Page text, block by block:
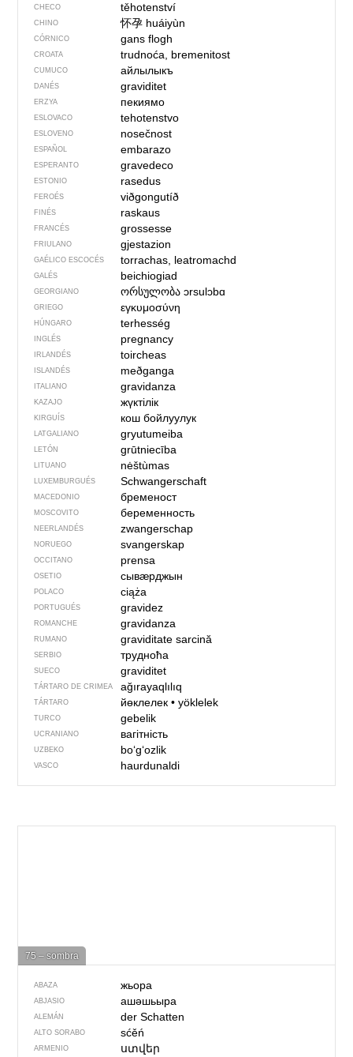
CHECO těhotenství
CHINO 怀孕 huáiyùn
CÓRNICO gans flogh
CROATA trudnoća, bremenitost
CUMUCO айлылыкъ
DANÉS graviditet
ERZYA пекиямо
ESLOVACO tehotenstvo
ESLOVENO nosečnost
ESPAÑOL embarazo
ESPERANTO gravedeco
ESTONIO rasedus
FEROÉS viðgongutíð
FINÉS raskaus
FRANCÉS grossesse
FRIULANO gjestazion
GAÉLICO ESCOCÉS torrachas, leatromachd
GALÉS beichiogiad
GEORGIANO ორსულობაɔrsulɔbɑ
GRIEGO εγκυμοσύνη
HÚNGARO terhesség
INGLÉS pregnancy
IRLANDÉS toircheas
ISLANDÉS meðganga
ITALIANO gravidanza
KAZAJO жүктілік
KIRGUÍS кош бойлуулук
LATGALIANO gryutumeiba
LETÓN grūtniecība
LITUANO nėštùmas
LUXEMBURGUÉS Schwangerschaft
MACEDONIO бременост
MOSCOVITO беременность
NEERLANDÉS zwangerschap
NORUEGO svangerskap
OCCITANO prensa
OSETIO сывӕрджын
POLACO ciąża
PORTUGUÉS gravidez
ROMANCHE gravidanza
RUMANO graviditatesarcină
SERBIO трудноћа
SUECO graviditet
TÁRTARO DE CRIMEA ağırayaqlılıq
TÁRTARO йөклелек• yöklelek
TURCO gebelik
UCRANIANO вагітність
UZBEKO boʻgʻozlik
VASCO haurdunaldi
75 – sombra
ABAZA жьора
ABJASIO ашәшьыра
ALEMÁN der Schatten
ALTO SORABO sćěń
ARMENIO ստվեր